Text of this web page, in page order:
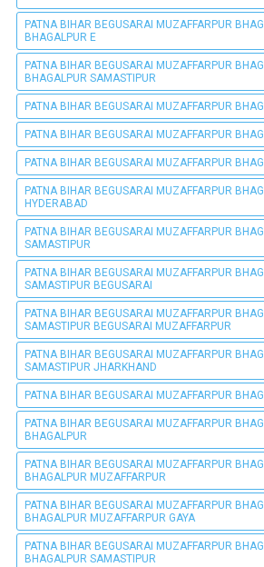
PATNA BIHAR BEGUSARAI MUZAFFARPUR
BHAGALPUR E
PATNA BIHAR BEGUSARAI MUZAFFARPUR
BHAGALPUR SAMASTIPUR
PATNA BIHAR BEGUSARAI MUZAFFARPUR
PATNA BIHAR BEGUSARAI MUZAFFARPUR
PATNA BIHAR BEGUSARAI MUZAFFARPUR
PATNA BIHAR BEGUSARAI MUZAFFARPUR
HYDERABAD
PATNA BIHAR BEGUSARAI MUZAFFARPUR
SAMASTIPUR
PATNA BIHAR BEGUSARAI MUZAFFARPUR
SAMASTIPUR BEGUSARAI
PATNA BIHAR BEGUSARAI MUZAFFARPUR
SAMASTIPUR BEGUSARAI MUZAFFARPUR
PATNA BIHAR BEGUSARAI MUZAFFARPUR
SAMASTIPUR JHARKHAND
PATNA BIHAR BEGUSARAI MUZAFFARPUR
PATNA BIHAR BEGUSARAI MUZAFFARPUR
BHAGALPUR
PATNA BIHAR BEGUSARAI MUZAFFARPUR
BHAGALPUR MUZAFFARPUR
PATNA BIHAR BEGUSARAI MUZAFFARPUR
BHAGALPUR MUZAFFARPUR GAYA
PATNA BIHAR BEGUSARAI MUZAFFARPUR
BHAGALPUR SAMASTIPUR